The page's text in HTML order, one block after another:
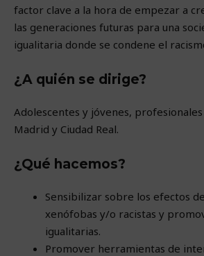
factor clave a la hora de empezar a
las generaciones futuras para una
igualitaria donde se condene el
¿A quién se dirige?
Adolescentes y jóvenes, profesionales
Madrid y Ciudad Real.
¿Qué hacemos?
Sensibilizar sobre los efectos
xenófobas y/o racistas y
igualitarias.
Promover herramientas de